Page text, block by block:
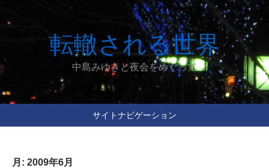
転轍される世界
中島みゆきと夜会をめぐって
サイトナビゲーション
月: 2009年6月